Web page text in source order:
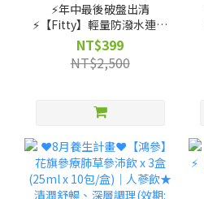
⚡️年中最後破盤出清
⚡️【Fitty】輕量防潑水連帽
機能外套（剩 S, M, L, XL
號）
NT$399
NT$2,500